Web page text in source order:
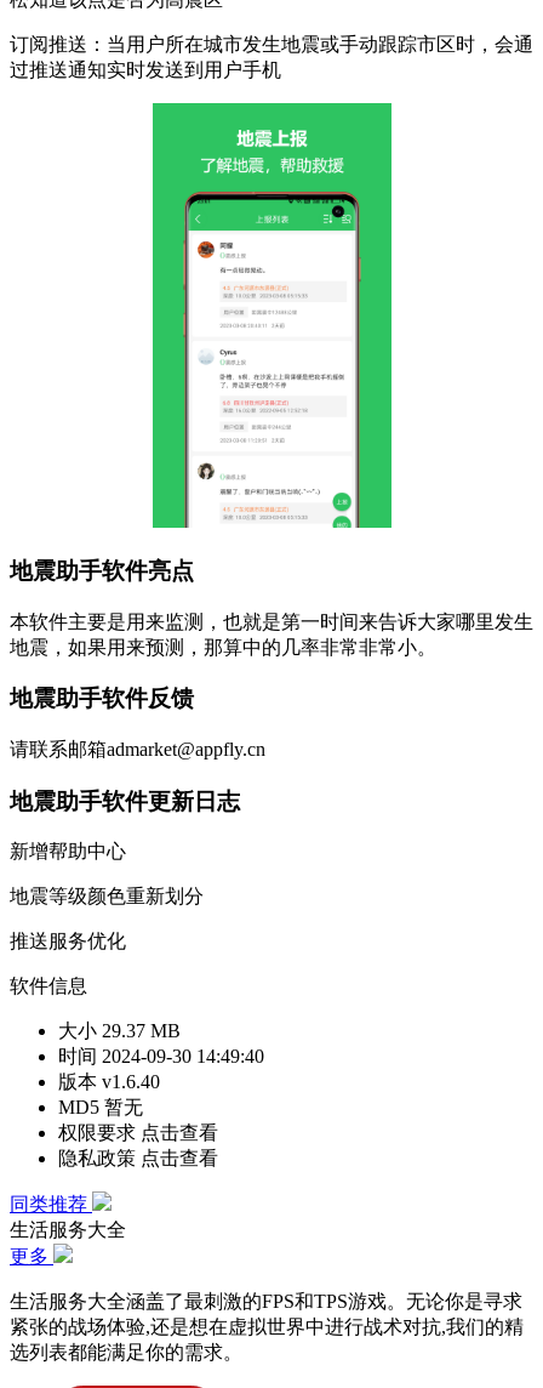
订阅推送：当用户所在城市发生地震或手动跟踪市区时，会通
过推送通知实时发送到用户手机
地震助手软件亮点
本软件主要是用来监测，也就是第一时间来告诉大家哪里发生
地震，如果用来预测，那算中的几率非常非常小。
地震助手软件反馈
请联系邮箱admarket@appfly.cn
地震助手软件更新日志
新增帮助中心
地震等级颜色重新划分
推送服务优化
软件信息
大小 29.37 MB
时间 2024-09-30 14:49:40
版本 v1.6.40
MD5 暂无
权限要求 点击查看
隐私政策 点击查看
同类推荐
生活服务大全
更多
生活服务大全涵盖了最刺激的FPS和TPS游戏。无论你是寻求
紧张的战场体验,还是想在虚拟世界中进行战术对抗,我们的精
选列表都能满足你的需求。